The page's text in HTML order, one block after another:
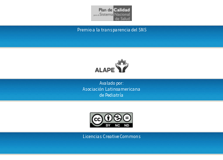
Premio a la transparencia del SNS
Avalado por:
Asociación Latinoamericana
de Pediatría
Licencias Creative Commons